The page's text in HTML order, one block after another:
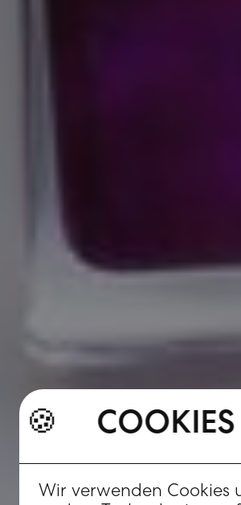
COOKIES 🍪
🍪
Wir verwenden Cookies